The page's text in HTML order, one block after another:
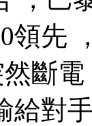
先
電
給對